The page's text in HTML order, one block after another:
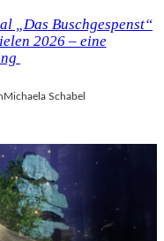
„Das Buschgespenst“
2026 – eine
Michaela Schabel